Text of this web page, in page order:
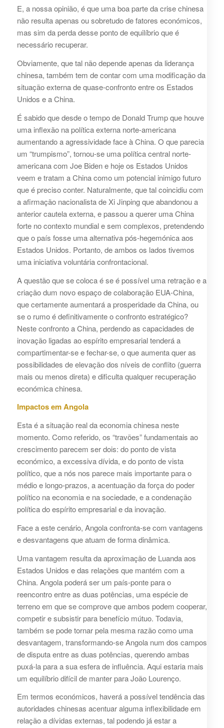
E, a nossa opinião, é que uma boa parte da crise chinesa
não resulta apenas ou sobretudo de fatores económicos,
mas sim da perda desse ponto de equilíbrio que é
necessário recuperar.
Obviamente, que tal não depende apenas da liderança
chinesa, também tem de contar com uma modificação da
situação externa de quase-confronto entre os Estados
Unidos e a China.
É sabido que desde o tempo de Donald Trump que houve
uma inflexão na política externa norte-americana
aumentando a agressividade face à China. O que parecia
um “trumpismo”, tornou-se uma política central norte-
americana com Joe Biden e hoje os Estados Unidos
veem e tratam a China como um potencial inimigo futuro
que é preciso conter. Naturalmente, que tal coincidiu com
a afirmação nacionalista de Xi Jinping que abandonou a
anterior cautela externa, e passou a querer uma China
forte no contexto mundial e sem complexos, pretendendo
que o país fosse uma alternativa pós-hegemónica aos
Estados Unidos. Portanto, de ambos os lados tivemos
uma iniciativa voluntária confrontacional.
A questão que se coloca é se é possível uma retração e a
criação dum novo espaço de colaboração EUA-China,
que certamente aumentará a prosperidade da China, ou
se o rumo é definitivamente o confronto estratégico?
Neste confronto a China, perdendo as capacidades de
inovação ligadas ao espírito empresarial tenderá a
compartimentar-se e fechar-se, o que aumenta quer as
possibilidades de elevação dos níveis de conflito (guerra
mais ou menos direta) e dificulta qualquer recuperação
económica chinesa.
Impactos em Angola
Esta é a situação real da economia chinesa neste
momento. Como referido, os “travões” fundamentais ao
crescimento parecem ser dois: do ponto de vista
económico, a excessiva dívida, e do ponto de vista
político, que a nós nos parece mais importante para o
médio e longo-prazos, a acentuação da força do poder
político na economia e na sociedade, e a condenação
política do espírito empresarial e da inovação.
Face a este cenário, Angola confronta-se com vantagens
e desvantagens que atuam de forma dinâmica.
Uma vantagem resulta da aproximação de Luanda aos
Estados Unidos e das relações que mantém com a
China. Angola poderá ser um país-ponte para o
reencontro entre as duas potências, uma espécie de
terreno em que se comprove que ambos podem cooperar,
competir e subsistir para benefício mútuo. Todavia,
também se pode tornar pela mesma razão como uma
desvantagem, transformando-se Angola num dos campos
de disputa entre as duas potências, querendo ambas
puxá-la para a sua esfera de influência. Aqui estaria mais
um equilíbrio difícil de manter para João Lourenço.
Em termos económicos, haverá a possível tendência das
autoridades chinesas acentuar alguma inflexibilidade em
relação a dívidas externas, tal podendo já estar a